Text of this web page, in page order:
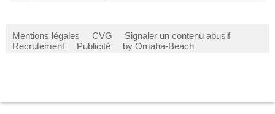
Mentions légales CVG
Signaler un contenu abusif
Recrutement
Publicité by Omaha-Beach